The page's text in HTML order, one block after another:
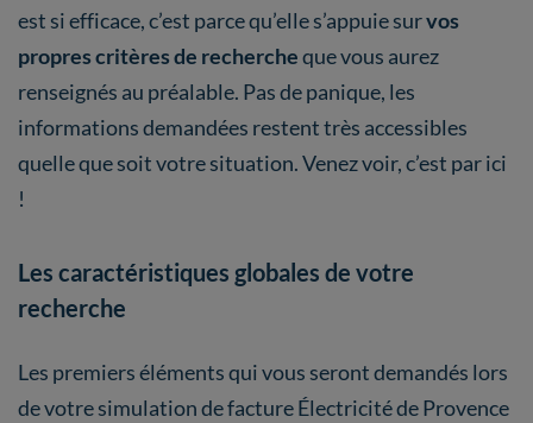
est si efficace, c’est parce qu’elle s’appuie survos
propres critères de rechercheque vous aurez
renseignés au préalable. Pas de panique, les
informations demandées restent très accessibles
quelle que soit votre situation. Venez voir, c’est par ici
!
Les caractéristiques globales de votre
recherche
Les premiers éléments qui vous seront demandés lors
de votre simulation de facture Électricité de Provence